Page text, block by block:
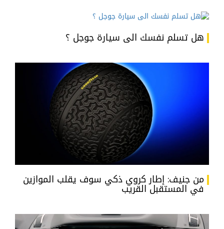
هل تسلم نفسك الى سيارة جوجل ؟
من جنيف: إطار كروي ذكي سوف يقلب الموازين
في المستقبل القريب